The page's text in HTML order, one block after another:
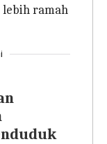
lebih ramah